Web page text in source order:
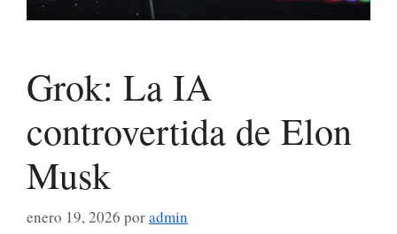
Grok: La IA
controvertida de Elon
Musk
enero 19, 2026 poradmin